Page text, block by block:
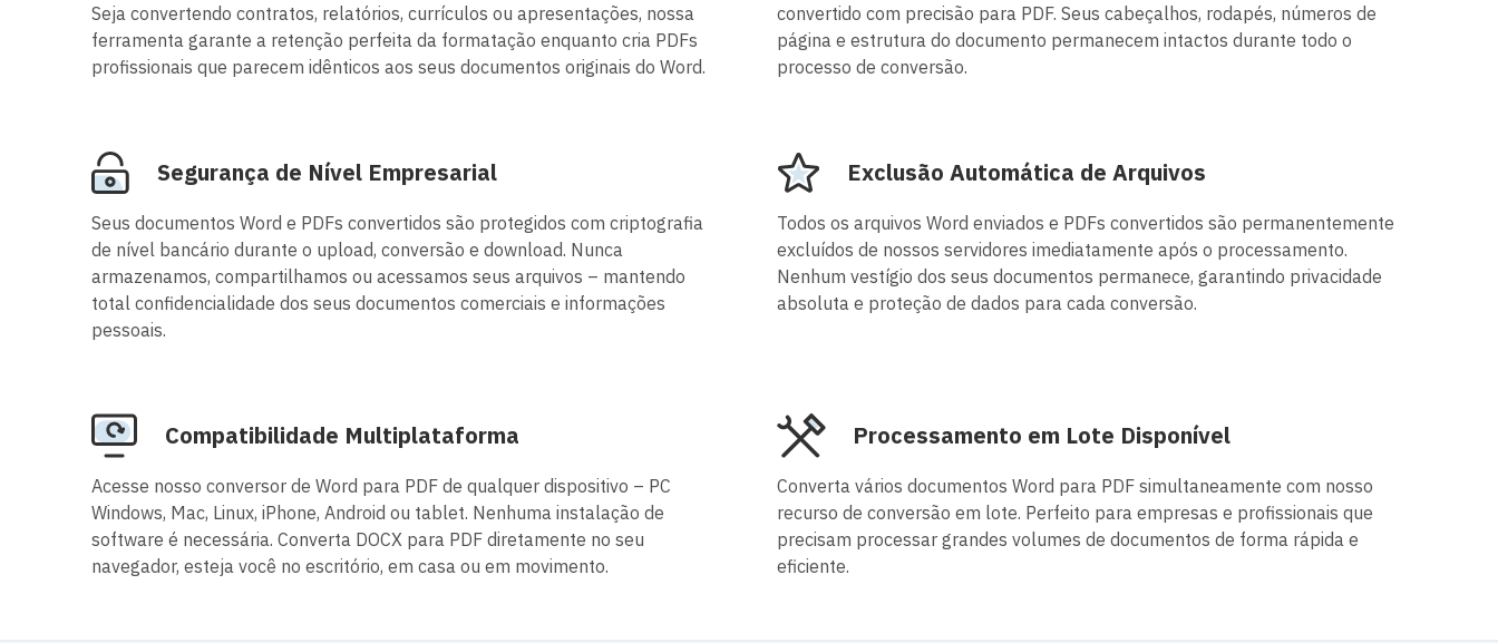
Seja convertendo contratos, relatórios, currículos ou apresentações, nossa
ferramenta garante a retenção perfeita da formatação enquanto cria PDFs
profissionais que parecem idênticos aos seus documentos originais do Word.
convertido com precisão para PDF. Seus cabeçalhos, rodapés, números de
página e estrutura do documento permanecem intactos durante todo o
processo de conversão.
Segurança de Nível Empresarial
Seus documentos Word e PDFs convertidos são protegidos com criptografia
de nível bancário durante o upload, conversão e download. Nunca
armazenamos, compartilhamos ou acessamos seus arquivos – mantendo
total confidencialidade dos seus documentos comerciais e informações
pessoais.
Exclusão Automática de Arquivos
Todos os arquivos Word enviados e PDFs convertidos são permanentemente
excluídos de nossos servidores imediatamente após o processamento.
Nenhum vestígio dos seus documentos permanece, garantindo privacidade
absoluta e proteção de dados para cada conversão.
Compatibilidade Multiplataforma
Acesse nosso conversor de Word para PDF de qualquer dispositivo – PC
Windows, Mac, Linux, iPhone, Android ou tablet. Nenhuma instalação de
software é necessária. Converta DOCX para PDF diretamente no seu
navegador, esteja você no escritório, em casa ou em movimento.
Processamento em Lote Disponível
Converta vários documentos Word para PDF simultaneamente com nosso
recurso de conversão em lote. Perfeito para empresas e profissionais que
precisam processar grandes volumes de documentos de forma rápida e
eficiente.